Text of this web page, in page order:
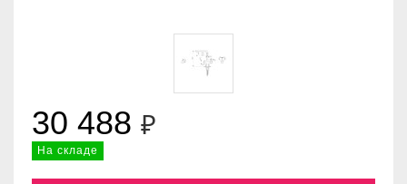
30 488 ₽
На складе